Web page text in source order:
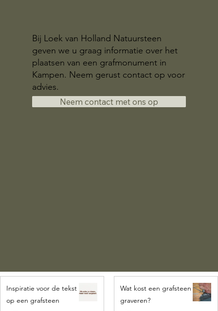
Bij Loek van Holland Natuursteen
geven we u graag informatie over het
plaatsen van een grafmonument in
Kampen. Neem gerust contact op voor
advies.
Neem contact met ons op
Inspiratie voor de tekst
op een grafsteen
Wat kost een grafsteen
graveren?